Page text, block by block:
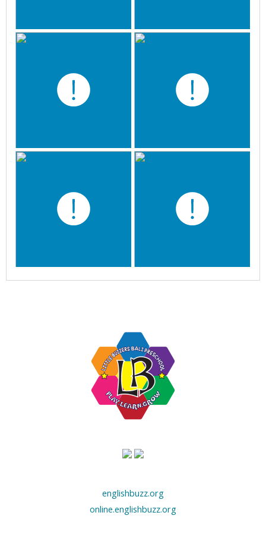
englishbuzz.org
online.englishbuzz.org